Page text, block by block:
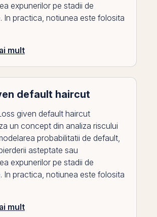
expunerilor pe stadii de
In practica, notiunea este folosita
mult
default haircut
given default haircut
un concept din analiza riscului
probabilitatii de default,
asteptate sau
expunerilor pe stadii de
In practica, notiunea este folosita
mult